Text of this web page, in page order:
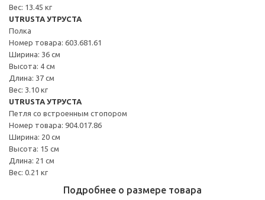
Вес: 13.45 кг
UTRUSTA УТРУСТА
Полка
Номер товара: 603.681.61
Ширина: 36 см
Высота: 4 см
Длина: 37 см
Вес: 3.10 кг
UTRUSTA УТРУСТА
Петля со встроенным стопором
Номер товара: 904.017.86
Ширина: 20 см
Высота: 15 см
Длина: 21 см
Вес: 0.21 кг
Подробнее о размере товара